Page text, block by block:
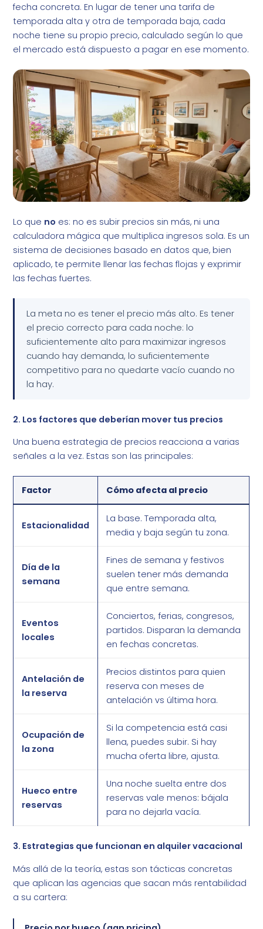
fecha concreta. En lugar de tener una tarifa de
temporada alta y otra de temporada baja, cada
noche tiene su propio precio, calculado según lo que
el mercado está dispuesto a pagar en ese momento.
Lo que no es: no es subir precios sin más, ni una
calculadora mágica que multiplica ingresos sola. Es un
sistema de decisiones basado en datos que, bien
aplicado, te permite llenar las fechas flojas y exprimir
las fechas fuertes.
La meta no es tener el precio más alto. Es tener
el precio correcto para cada noche: lo
suficientemente alto para maximizar ingresos
cuando hay demanda, lo suficientemente
competitivo para no quedarte vacío cuando no
la hay.
2. Los factores que deberían mover tus precios
Una buena estrategia de precios reacciona a varias
señales a la vez. Estas son las principales:
Factor Cómo afecta al precio
Estacionalidad
La base. Temporada alta,
media y baja según tu zona.
Día de la
semana
Fines de semana y festivos
suelen tener más demanda
que entre semana.
Eventos
locales
Conciertos, ferias, congresos,
partidos. Disparan la demanda
en fechas concretas.
Antelación de
la reserva
Precios distintos para quien
reserva con meses de
antelación vs última hora.
Ocupación de
la zona
Si la competencia está casi
llena, puedes subir. Si hay
mucha oferta libre, ajusta.
Hueco entre
reservas
Una noche suelta entre dos
reservas vale menos: bájala
para no dejarla vacía.
3. Estrategias que funcionan en alquiler vacacional
Más allá de la teoría, estas son tácticas concretas
que aplican las agencias que sacan más rentabilidad
a su cartera: